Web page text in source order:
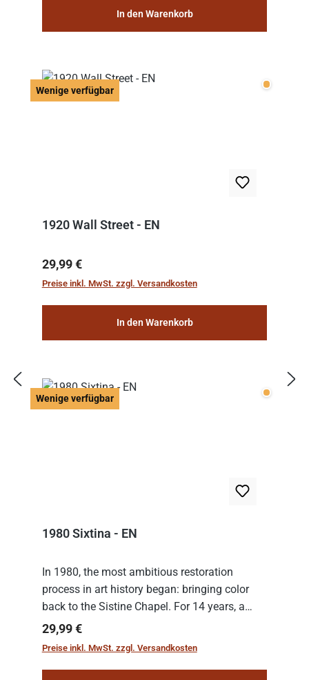
In den Warenkorb
Wenige verfügbar Wenige
1920 Wall Street - EN
Regulärer Preis:
29,99 €
Preise inkl. MwSt. zzgl. Versandkosten
In den Warenkorb
Wenige verfügbar Wenige
1980 Sixtina - EN
In 1980, the most ambitious restoration
process in art history began: bringing color
back to the Sistine Chapel. For 14 years, a
team of experts from the Vatican undertook
the meticulous job of cleaning and
Regulärer Preis:
29,99 €
Preise inkl. MwSt. zzgl. Versandkosten